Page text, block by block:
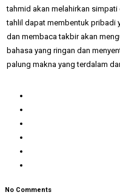
tahmid akan melahirkan
tahlil dapat membentuk pribadi
dan membaca takbir akan
bahasa yang ringan dan
palung makna yang terdalam
No Comments